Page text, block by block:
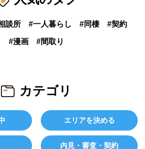
談所 一人暮らし 同棲 契約
漫画 間取り
カテゴリ
エリアを決める
内見・審査・契約